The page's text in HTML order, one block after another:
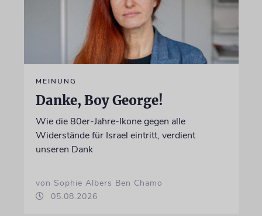
MEINUNG
Danke, Boy George!
Wie die 80er-Jahre-Ikone gegen alle
Widerstände für Israel eintritt, verdient
unseren Dank
von Sophie Albers Ben Chamo
05.08.2026